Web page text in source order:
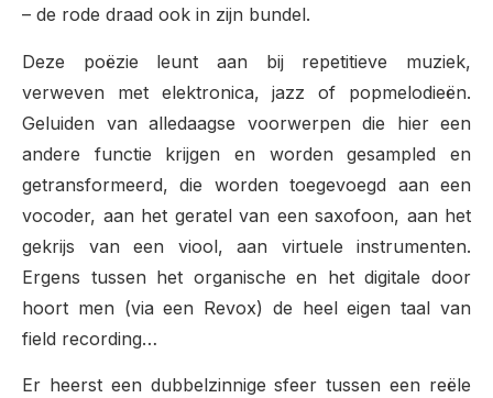
– de rode draad ook in zijn bundel.
Deze poëzie leunt aan bij repetitieve muziek,
verweven met elektronica, jazz of popmelodieën.
Geluiden van alledaagse voorwerpen die hier een
andere functie krijgen en worden gesampled en
getransformeerd, die worden toegevoegd aan een
vocoder, aan het geratel van een saxofoon, aan het
gekrijs van een viool, aan virtuele instrumenten.
Ergens tussen het organische en het digitale door
hoort men (via een Revox) de heel eigen taal van
field recording…
Er heerst een dubbelzinnige sfeer tussen een reële